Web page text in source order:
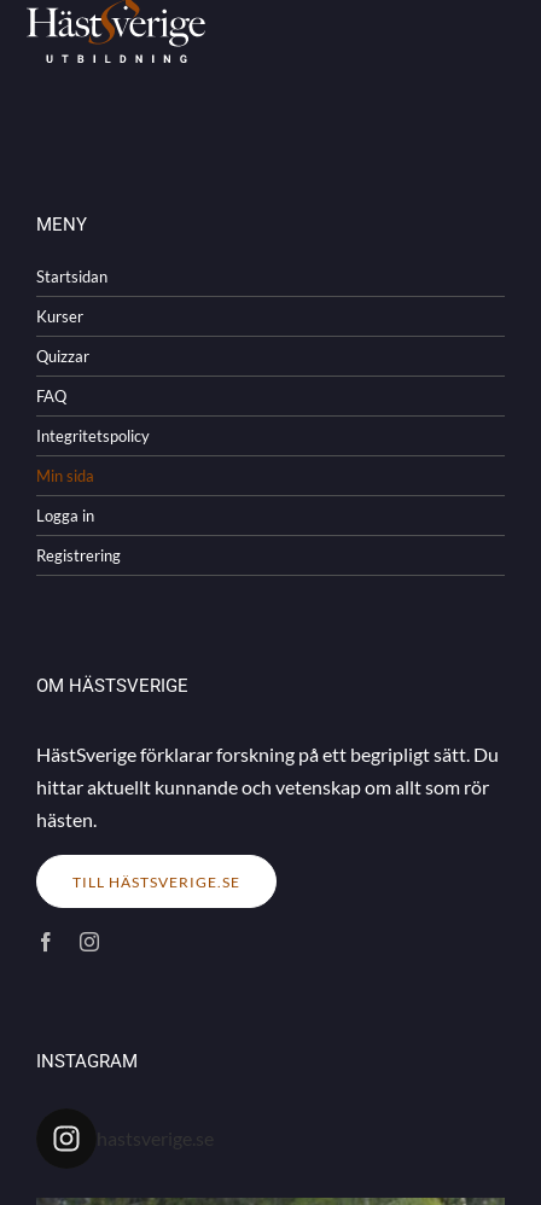
MENY
Startsidan
Kurser
Quizzar
FAQ
Integritetspolicy
Min sida
Logga in
Registrering
OM HÄSTSVERIGE
HästSverige förklarar forskning på ett begripligt sätt. Du
hittar aktuellt kunnande och vetenskap om allt som rör
hästen.
TILL HÄSTSVERIGE.SE
INSTAGRAM
hastsverige.se